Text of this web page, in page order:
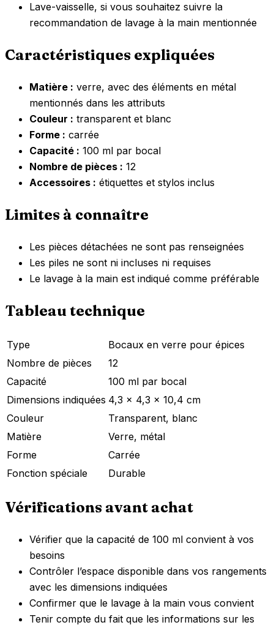
Lave-vaisselle, si vous souhaitez suivre la
recommandation de lavage à la main mentionnée
Caractéristiques expliquées
Matière : verre, avec des éléments en métal
mentionnés dans les attributs
Couleur : transparent et blanc
Forme : carrée
Capacité : 100 ml par bocal
Nombre de pièces : 12
Accessoires : étiquettes et stylos inclus
Limites à connaître
Les pièces détachées ne sont pas renseignées
Les piles ne sont ni incluses ni requises
Le lavage à la main est indiqué comme préférable
Tableau technique
Type
Bocaux en verre pour épices
Nombre de pièces
12
Capacité
100 ml par bocal
Dimensions indiquées 4,3 x 4,3 x 10,4 cm
Couleur
Transparent, blanc
Matière
Verre, métal
Forme
Carrée
Fonction spéciale
Durable
Vérifications avant achat
Vérifier que la capacité de 100 ml convient à vos
besoins
Contrôler l’espace disponible dans vos rangements
avec les dimensions indiquées
Confirmer que le lavage à la main vous convient
Tenir compte du fait que les informations sur les